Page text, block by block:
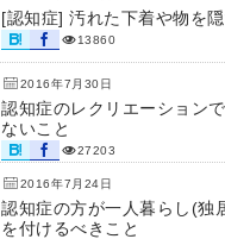
[認知症] 汚れた下着や物を
13860
2016年7月30日
認知症のレクリエーション
ないこと
27203
2016年7月24日
認知症の方が一人暮らし(独
を付けるべきこと